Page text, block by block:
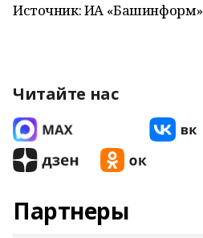
Источник: ИА «Башинформ»
Читайте нас
Партнеры